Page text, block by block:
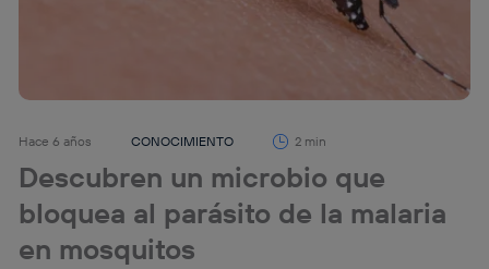
Hace 6 años CONOCIMIENTO 2 min
Descubren un microbio que
bloquea al parásito de la malaria
en mosquitos